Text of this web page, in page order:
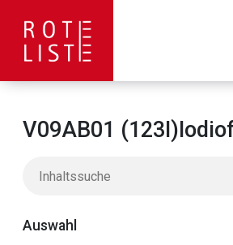
V09AB01
Auswahl